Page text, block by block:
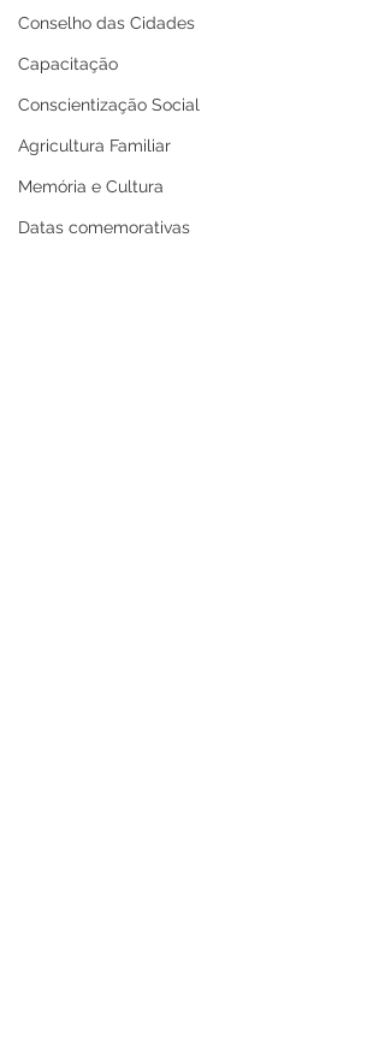
Conselho das Cidades
Capacitação
Conscientização Social
Agricultura Familiar
Memória e Cultura
Datas comemorativas